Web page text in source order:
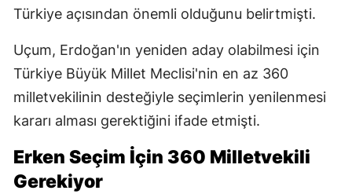
Türkiye açısından önemli olduğunu belirtmişti.
Uçum, Erdoğan'ın yeniden aday olabilmesi için
Türkiye Büyük Millet Meclisi'nin en az 360
milletvekilinin desteğiyle seçimlerin yenilenmesi
kararı alması gerektiğini ifade etmişti.
Erken Seçim İçin 360 Milletvekili
Gerekiyor